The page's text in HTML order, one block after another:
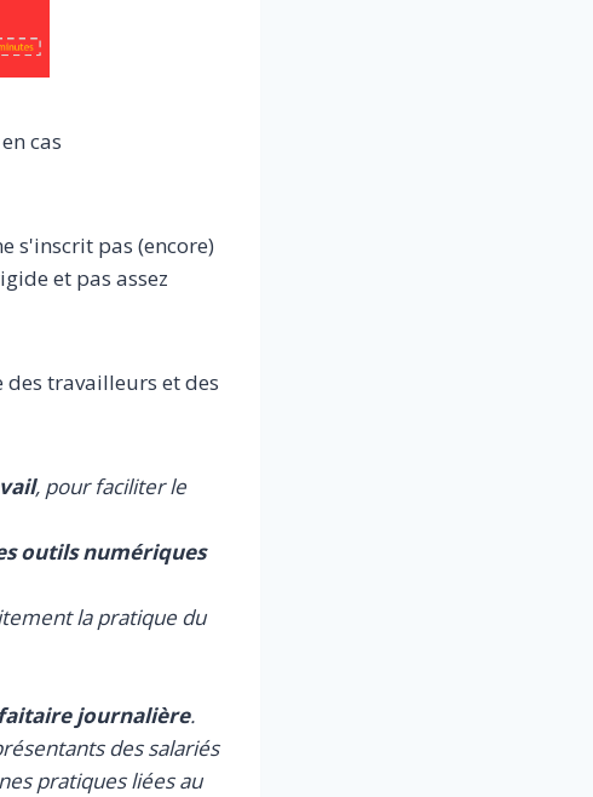
cas
s'inscrit pas (encore)
et pas assez
travailleurs et des
, pour faciliter le
outils numériques
la pratique du
journalière.
des salariés
pratiques liées au